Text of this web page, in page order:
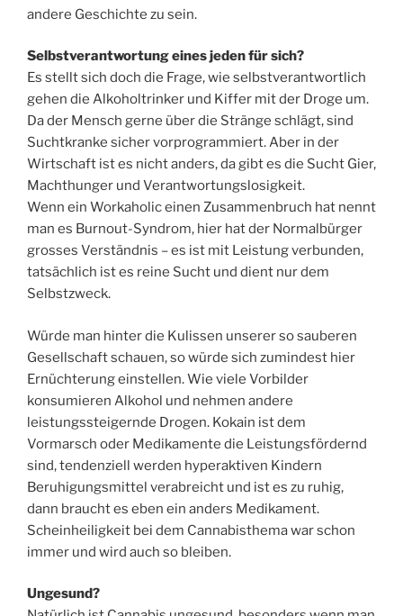
andere Geschichte zu sein.
Selbstverantwortung eines jeden für sich?
Es stellt sich doch die Frage, wie selbstverantwortlich
gehen die Alkoholtrinker und Kiffer mit der Droge um.
Da der Mensch gerne über die Stränge schlägt, sind
Suchtkranke sicher vorprogrammiert. Aber in der
Wirtschaft ist es nicht anders, da gibt es die Sucht Gier,
Machthunger und Verantwortungslosigkeit.
Wenn ein Workaholic einen Zusammenbruch hat nennt
man es Burnout-Syndrom, hier hat der Normalbürger
grosses Verständnis – es ist mit Leistung verbunden,
tatsächlich ist es reine Sucht und dient nur dem
Selbstzweck.
Würde man hinter die Kulissen unserer so sauberen
Gesellschaft schauen, so würde sich zumindest hier
Ernüchterung einstellen. Wie viele Vorbilder
konsumieren Alkohol und nehmen andere
leistungssteigernde Drogen. Kokain ist dem
Vormarsch oder Medikamente die Leistungsfördernd
sind, tendenziell werden hyperaktiven Kindern
Beruhigungsmittel verabreicht und ist es zu ruhig,
dann braucht es eben ein anders Medikament.
Scheinheiligkeit bei dem Cannabisthema war schon
immer und wird auch so bleiben.
Ungesund?